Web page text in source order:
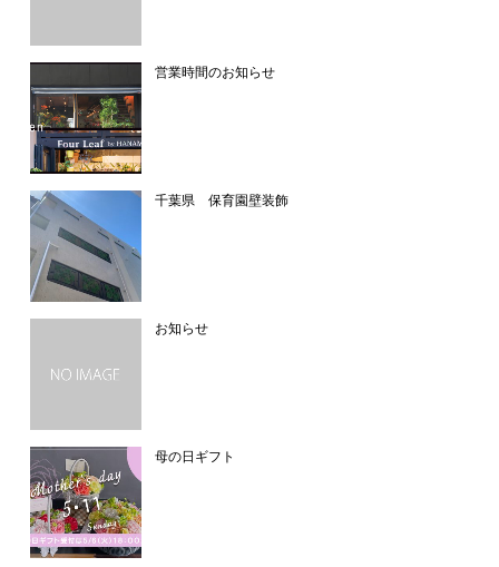
営業時間のお知らせ
千葉県 保育園壁装飾
お知らせ
母の日ギフト